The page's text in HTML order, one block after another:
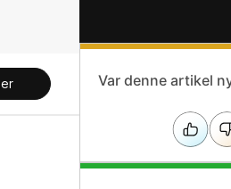
Var denne artikel